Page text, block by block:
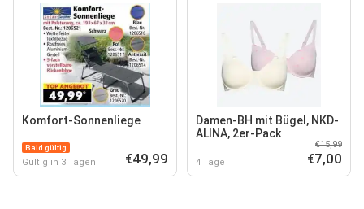
Komfort-Sonnenliege
Bald gültig
Gültig in 3 Tagen €49,99
Damen-BH mit Bügel, NKD-
ALINA, 2er-Pack
4 Tage
€15,99
€7,00